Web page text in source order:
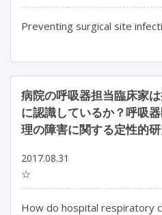
Preventing surgical site
病院の呼吸器担当臨床家
に認識しているか？呼吸
理の障害に関する定性的
2017.08.31
☆
How do hospital respiratory